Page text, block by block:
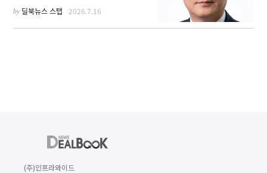
by 딜북뉴스 스탭 2026.7.16
(주)인프라와이드